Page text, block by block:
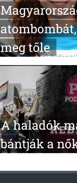
meg tőle
A haladók
bántják a